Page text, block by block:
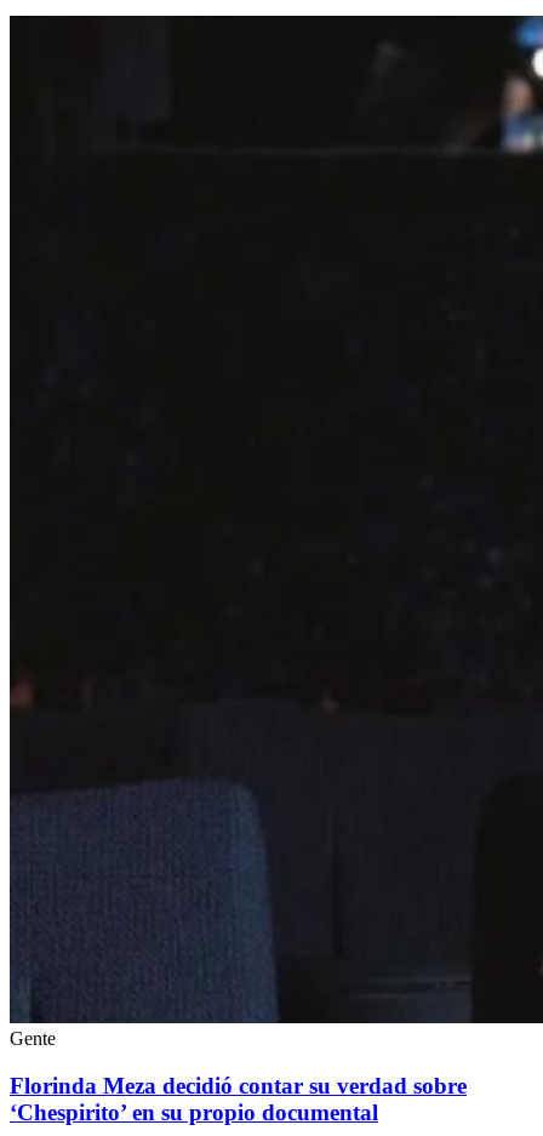
Gente
Florinda Meza decidió contar su verdad sobre
‘Chespirito’ en su propio documental